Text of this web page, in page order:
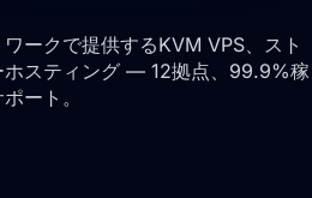
ークで提供するKVM VPS、スト
ホスティング — 12拠点、99.9%稼
ート。